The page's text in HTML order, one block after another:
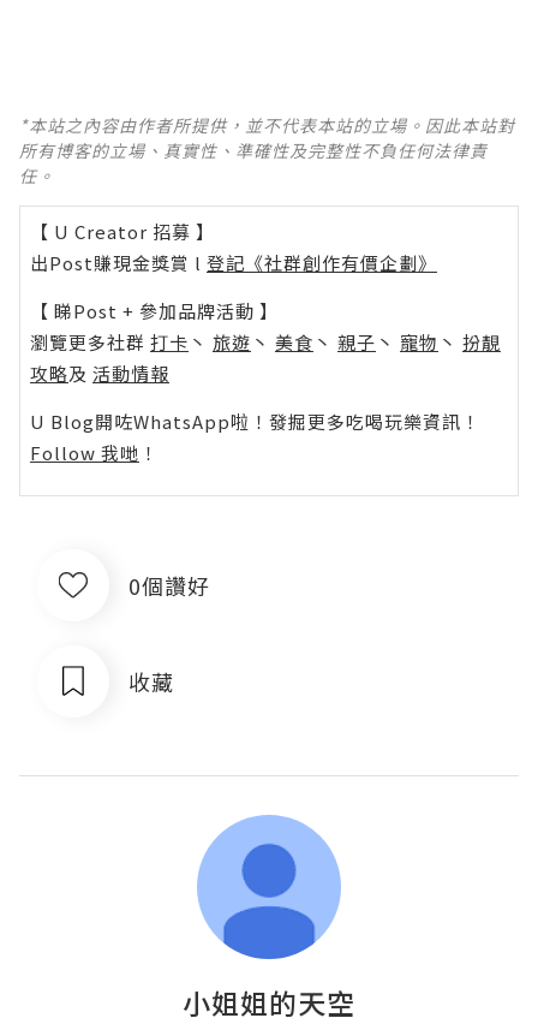
*本站之內容由作者所提供，並不代表本站的立場。因此本站對
所有博客的立場、真實性、準確性及完整性不負任何法律責
任。
【 U Creator 招募 】
出Post賺現金獎賞 l 登記《社群創作有價企劃》
【 睇Post + 參加品牌活動 】
瀏覽更多社群 打卡 丶 旅遊 丶 美食 丶 親子 丶 寵物 丶 扮靚
攻略及 活動情報
U Blog開咗WhatsApp啦！發掘更多吃喝玩樂資訊！
Follow 我哋 ！
0個讚好
收藏
小姐姐的天空